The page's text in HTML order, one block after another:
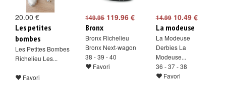
20.00 €
Les petites
bombes
Les Petites Bombes
Richelieu Les...
Favori
149.95119.96 €
Bronx
Bronx Richelieu
Bronx Next-wagon
38 - 39 - 40
Favori
14.9910.49 €
La modeuse
La Modeuse
Derbies La
Modeuse...
36 - 37 - 38
Favori